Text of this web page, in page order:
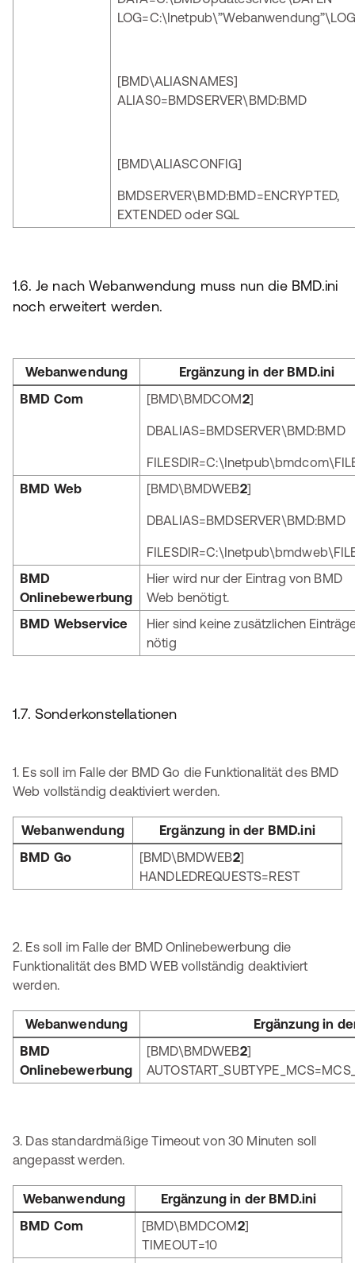
LOG=C:\Inetpub\”Webanwendung”\LOG
[BMD\ALIASNAMES]
ALIAS0=BMDSERVER\BMD:BMD
[BMD\ALIASCONFIG]
BMDSERVER\BMD:BMD=ENCRYPTED,
EXTENDED oder SQL
1.6. Je nach Webanwendung muss nun die BMD.ini
noch erweitert werden.
Webanwendung
Ergänzung in der BMD.ini
BMD Com
[BMD\BMDCOM2]
DBALIAS=BMDSERVER\BMD:BMD
BMD Web
[BMD\BMDWEB2]
DBALIAS=BMDSERVER\BMD:BMD
BMD
Onlinebewerbung
Hier wird nur der Eintrag von BMD
Web benötigt.
BMD Webservice
Hier sind keine zusätzlichen
nötig
1.7. Sonderkonstellationen
1. Es soll im Falle der BMD Go die Funktionalität des BMD
Web vollständig deaktiviert werden.
Webanwendung
Ergänzung in der BMD.ini
BMD Go
[BMD\BMDWEB2]
HANDLEDREQUESTS=REST
2. Es soll im Falle der BMD Onlinebewerbung die
Funktionalität des BMD WEB vollständig deaktiviert
werden.
Webanwendung
Ergänzung in
BMD
Onlinebewerbung
[BMD\BMDWEB2]
3. Das standardmäßige Timeout von 30 Minuten soll
angepasst werden.
Webanwendung
Ergänzung in der BMD.ini
BMD Com
[BMD\BMDCOM2]
TIMEOUT=10